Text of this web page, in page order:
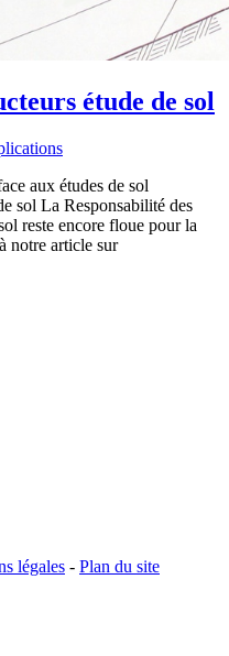
étude de sol
aux études de sol
sol La Responsabilité des
reste encore floue pour la
notre article sur
légales - Plan du site